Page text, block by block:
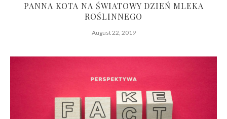
PANNA KOTA NA ŚWIATOWY DZIEŃ MLEKA
ROŚLINNEGO
August 22, 2019